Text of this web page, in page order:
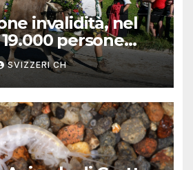
invalidità, nel
persone
mercato del
SVIZZERI CH